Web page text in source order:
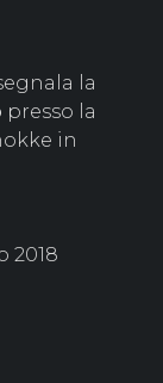
la
presso la
in
2018